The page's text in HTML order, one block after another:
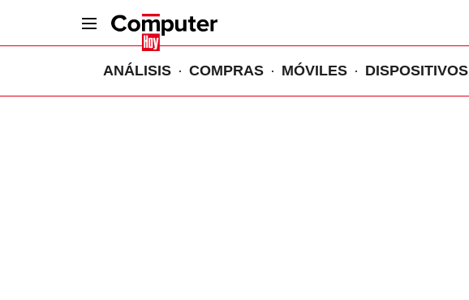
ANÁLISIS COMPRAS MÓVILES DISPOSITIVOS